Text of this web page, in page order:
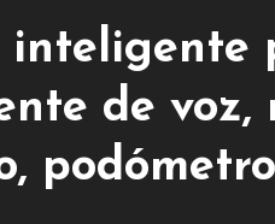
inteligente
de